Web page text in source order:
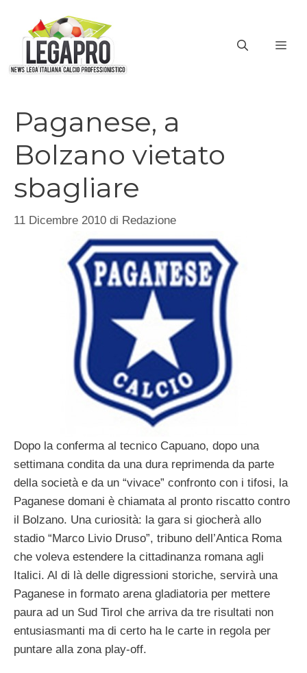
contenuto
Paganese, a
Bolzano vietato
sbagliare
11 Dicembre 2010 di Redazione
Dopo la conferma al tecnico Capuano, dopo una
settimana condita da una dura reprimenda da parte
della società e da un “vivace” confronto con i tifosi, la
Paganese domani è chiamata al pronto riscatto contro
il Bolzano. Una curiosità: la gara si giocherà allo
stadio “Marco Livio Druso”, tribuno dell’Antica Roma
che voleva estendere la cittadinanza romana agli
Italici. Al di là delle digressioni storiche, servirà una
Paganese in formato arena gladiatoria per mettere
paura ad un Sud Tirol che arriva da tre risultati non
entusiasmanti ma di certo ha le carte in regola per
puntare alla zona play-off.